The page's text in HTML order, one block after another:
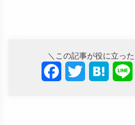
＼この記事が役に立っ